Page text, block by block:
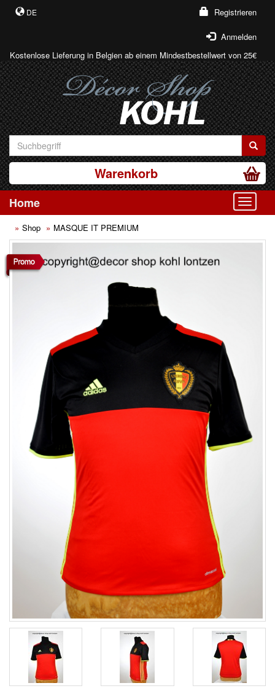
DE Registrieren
Anmelden
Kostenlose Lieferung in Belgien ab einem Mindestbestellwert von 25€
Warenkorb
Home
Shop MASQUE IT PREMIUM